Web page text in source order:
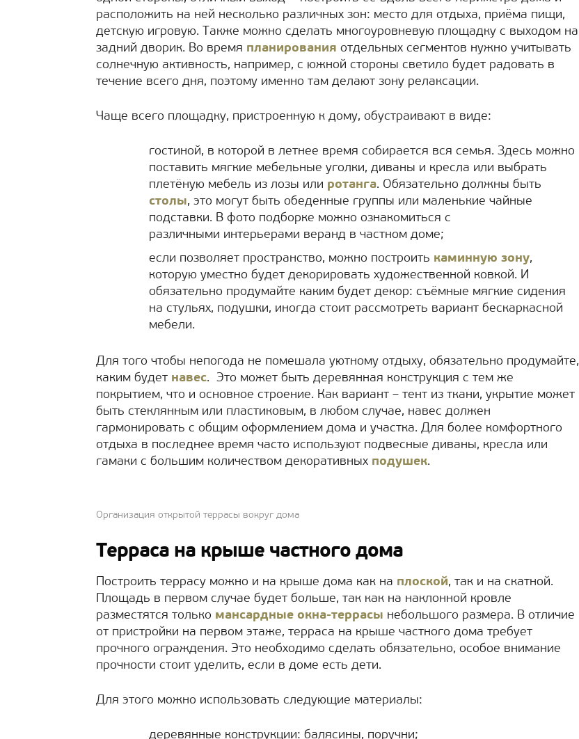
расположить на ней несколько различных зон: место для отдыха, приёма пищи,
детскую игровую. Также можно сделать многоуровневую площадку с выходом на
задний дворик. Во время планирования отдельных сегментов нужно учитывать
солнечную активность, например, с южной стороны светило будет радовать в
течение всего дня, поэтому именно там делают зону релаксации.
Чаще всего площадку, пристроенную к дому, обустраивают в виде:
гостиной, в которой в летнее время собирается вся семья. Здесь можно
поставить мягкие мебельные уголки, диваны и кресла или выбрать
плетёную мебель из лозы или ротанга. Обязательно должны быть
столы, это могут быть обеденные группы или маленькие чайные
подставки. В фото подборке можно ознакомиться с
различными интерьерами веранд в частном доме;
если позволяет пространство, можно построить каминную зону,
которую уместно будет декорировать художественной ковкой. И
обязательно продумайте каким будет декор: съёмные мягкие сидения
на стульях, подушки, иногда стоит рассмотреть вариант бескаркасной
мебели.
Для того чтобы непогода не помешала уютному отдыху, обязательно продумайте,
каким будет навес. Это может быть деревянная конструкция с тем же
покрытием, что и основное строение. Как вариант – тент из ткани, укрытие может
быть стеклянным или пластиковым, в любом случае, навес должен
гармонировать с общим оформлением дома и участка. Для более комфортного
отдыха в последнее время часто используют подвесные диваны, кресла или
гамаки с большим количеством декоративных подушек.
Организация открытой террасы вокруг дома
Терраса на крыше частного дома
Построить террасу можно и на крыше дома как на плоской, так и на скатной.
Площадь в первом случае будет больше, так как на наклонной кровле
разместятся только мансардные окна-террасы небольшого размера. В отличие
от пристройки на первом этаже, терраса на крыше частного дома требует
прочного ограждения. Это необходимо сделать обязательно, особое внимание
прочности стоит уделить, если в доме есть дети.
Для этого можно использовать следующие материалы:
деревянные конструкции: балясины, поручни;